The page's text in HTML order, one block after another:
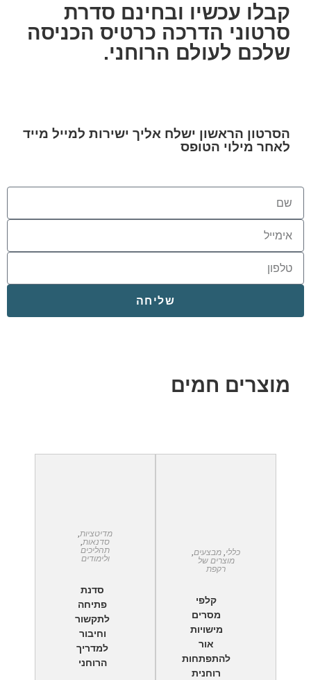
קבלו עכשיו ובחינם סדרת
סרטוני הדרכה כרטיס הכניסה
שלכם לעולם הרוחני.
הסרטון הראשון ישלח אליך ישירות למייל מייד
לאחר מילוי הטופס
שליחה
מוצרים חמים
כללי מבצעים
מוצרים של
רקפת
קלפי
מסרים
מישויות
אור
להתפתחות
רוחנית
מדיטציות,
סדנאות,
תהליכים
ולימודים
סדנת
פתיחה
לתקשור
וחיבור
למדריך
הרוחני